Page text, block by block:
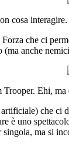
cosa
che ci
anche
Ehi,
che
è uno
ma si